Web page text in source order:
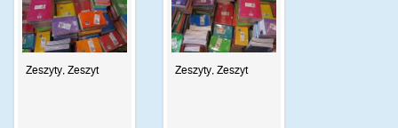
Zeszyty, Zeszyt Zeszyty, Zeszyt